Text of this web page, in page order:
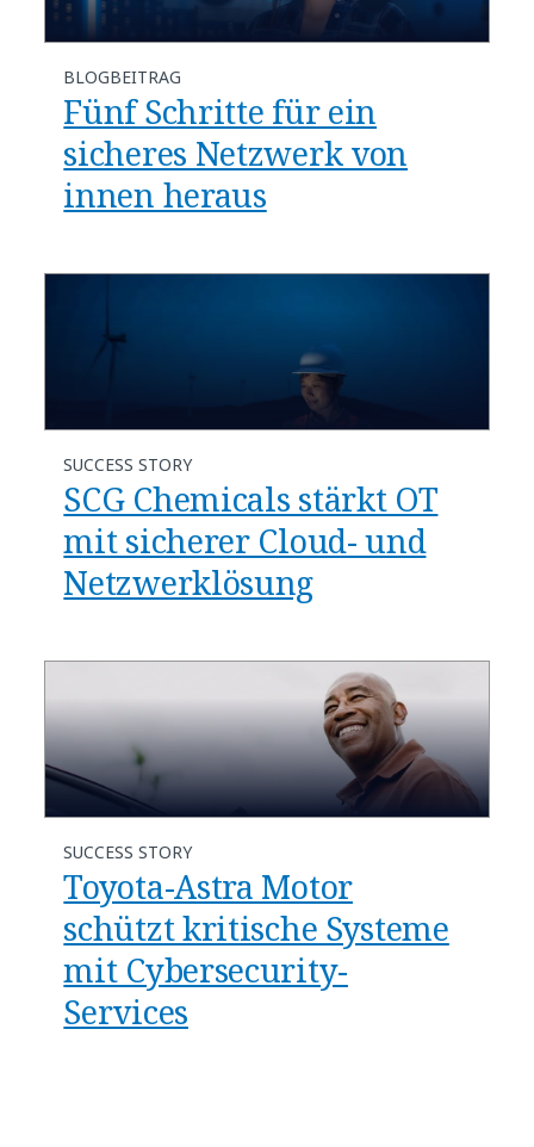
BLOGBEITRAG
​​Fünf Schritte für ein
sicheres Netzwerk von
innen heraus​
SUCCESS STORY
SCG Chemicals stärkt OT
mit sicherer Cloud- und
Netzwerklösung
SUCCESS STORY
Toyota-Astra Motor
schützt kritische Systeme
mit Cybersecurity-
Services